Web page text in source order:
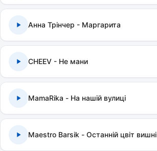
Анна Трінчер - Маргарита
CHEEV - Не мани
MamaRika - На нашій вулиці
Maestro Barsik - Останній цвіт вишні